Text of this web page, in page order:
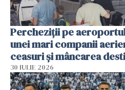
Percheziții pe
unei mari companii
ceasuri și mâncarea
30 IULIE 2026